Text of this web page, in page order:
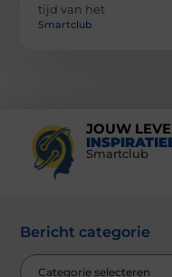
tijd van het
Smartclub
JOUW
Smartclub
Bericht categorie